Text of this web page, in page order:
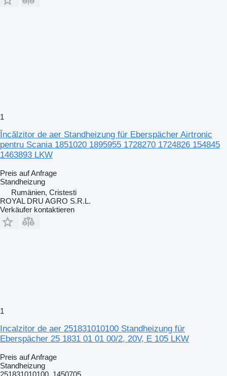
1
Încălzitor de aer Standheizung für Eberspächer Airtronic
pentru Scania 1851020 1895955 1728270 1724826 154845
1463893 LKW
Preis auf Anfrage
Standheizung
Rumänien, Cristesti
ROYAL DRU AGRO S.R.L.
Verkäufer kontaktieren
1
Incalzitor de aer 251831010100 Standheizung für
Eberspächer 25 1831 01 01 00/2, 20V, E 105 LKW
Preis auf Anfrage
Standheizung
251831010100, 1450705